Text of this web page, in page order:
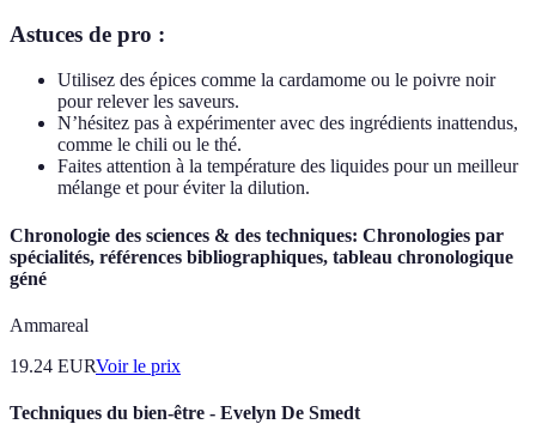
Astuces de pro :
Utilisez des épices comme la cardamome ou le poivre noir
pour relever les saveurs.
N’hésitez pas à expérimenter avec des ingrédients inattendus,
comme le chili ou le thé.
Faites attention à la température des liquides pour un meilleur
mélange et pour éviter la dilution.
Chronologie des sciences & des techniques: Chronologies par
spécialités, références bibliographiques, tableau chronologique
géné
Ammareal
19.24 EURVoir le prix
Techniques du bien-être - Evelyn De Smedt